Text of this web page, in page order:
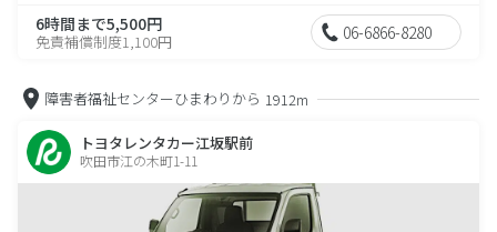
6時間まで5,500円
免責補償制度1,100円 06-6866-8280
障害者福祉センターひまわりから 1912m
トヨタレンタカー江坂駅前
吹田市江の木町1-11